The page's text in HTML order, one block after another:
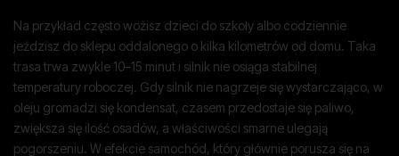
Na przykład często wożisz dzieci do szkoły albo codziennie
jeździsz do sklepu oddalonego o kilka kilometrów od domu. Taka
trasa trwa zwykle 10–15 minut i silnik nie osiąga stabilnej
temperatury roboczej. Gdy silnik nie nagrzeje się wystarczająco, w
oleju gromadzi się kondensat, czasem przedostaje się paliwo,
zwiększa się ilość osadów, a właściwości smarne ulegają
pogorszeniu. W efekcie samochód, który głównie porusza się na